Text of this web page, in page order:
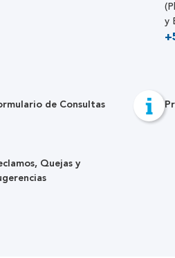
y
de Consultas
Quejas y